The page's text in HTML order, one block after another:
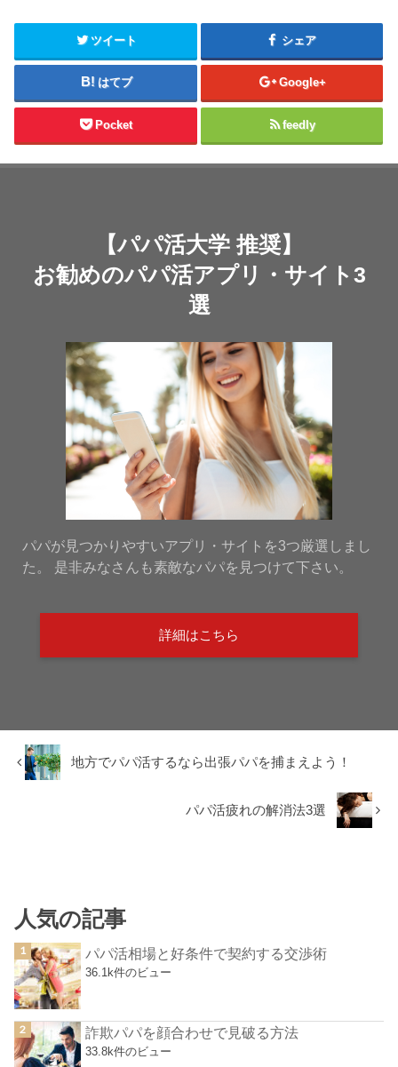
ツイート シェア
はてブ Google+
Pocket feedly
【パパ活大学 推奨】
お勧めのパパ活アプリ・サイト3
選
パパが見つかりやすいアプリ・サイトを3つ厳選しまし
た。 是非みなさんも素敵なパパを見つけて下さい。
詳細はこちら
地方でパパ活するなら出張パパを捕まえよう！
パパ活疲れの解消法3選
人気の記事
パパ活相場と好条件で契約する交渉術
36.1k件のビュー
詐欺パパを顔合わせで見破る方法
33.8k件のビュー